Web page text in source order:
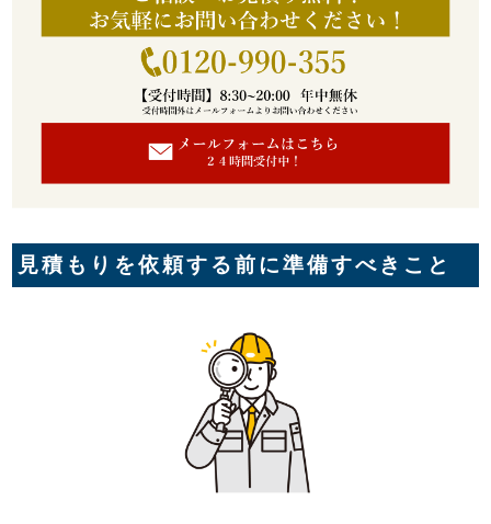
見積もりを依頼する前に準備すべきこと